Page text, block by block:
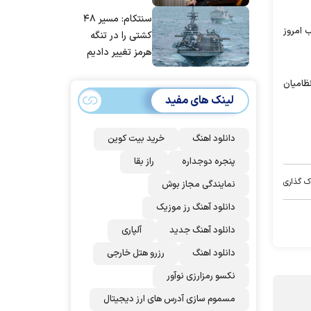
امروز
گذاری
مردم ایران استسنتکام: مسیر ۴۸
کشتی را در تنگه
هرمز تغییر دادیم
لینک های مفید
دانلود اهنگ
خرید بیت کوین
پنجره دوجداره
راز بقا
نمایندگی مجاز بوش
دانلود آهنگ رز‌ موزیک
دانلود آهنگ جدید
آلپاری
دانلود اهنگ
رزرو هتل خارجی
نکسو رمزارزی نوآور
مسموم سازی آدرس های ارز دیجیتال